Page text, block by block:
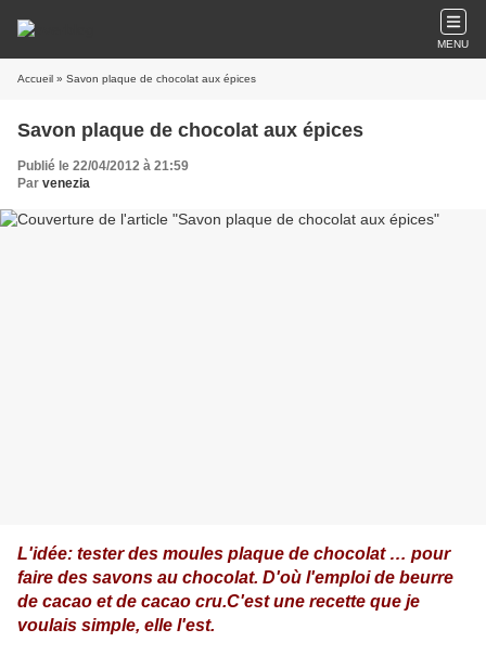
MENU
Accueil » Savon plaque de chocolat aux épices
Savon plaque de chocolat aux épices
Publié le 22/04/2012 à 21:59
Par venezia
L'idée: tester des moules plaque de chocolat … pour
faire des savons au chocolat. D'où l'emploi de beurre
de cacao et de cacao cru.C'est une recette que je
voulais simple, elle l'est.